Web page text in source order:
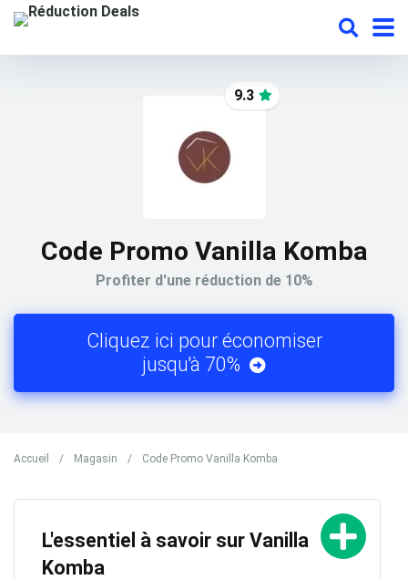
9.3
Code Promo Vanilla Komba
Profiter d'une réduction de 10%
Cliquez ici pour économiser
jusqu'à 70%
Accueil / Magasin / Code Promo Vanilla Komba
L'essentiel à savoir sur Vanilla
Komba